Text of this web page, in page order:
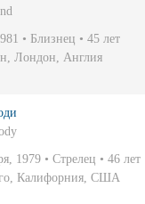
• Близнец • 45 лет
Лондон, Англия
1979 • Стрелец • 46 лет
Калифорния, США